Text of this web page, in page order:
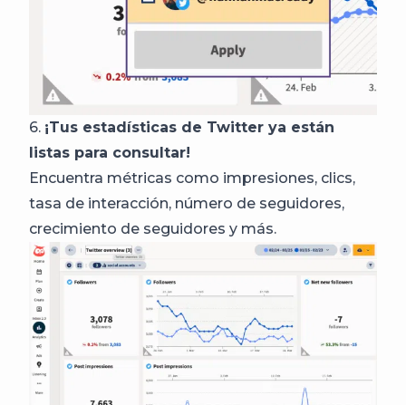
6. ¡Tus estadísticas de Twitter ya están
listas para consultar!
Encuentra métricas como impresiones, clics,
tasa de interacción, número de seguidores,
crecimiento de seguidores y más.